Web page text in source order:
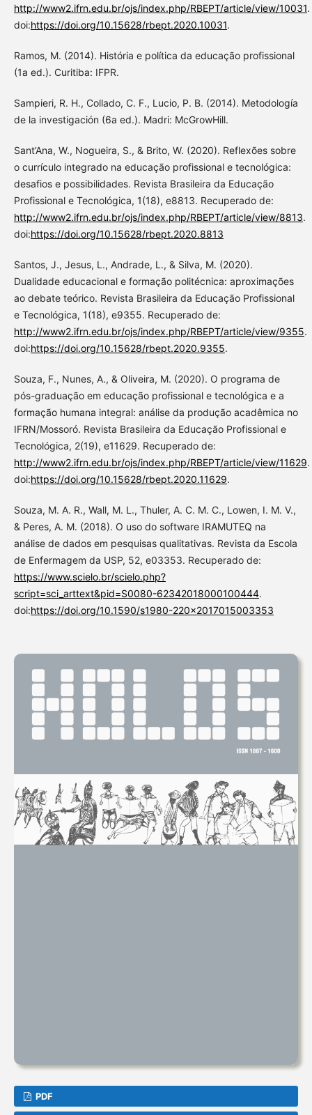
http://www2.ifrn.edu.br/ojs/index.php/RBEPT/article/view/10031.
doi:https://doi.org/10.15628/rbept.2020.10031.
Ramos, M. (2014). História e política da educação profissional
(1a ed.). Curitiba: IFPR.
Sampieri, R. H., Collado, C. F., Lucio, P. B. (2014). Metodología
de la investigación (6a ed.). Madri: McGrowHill.
Sant’Ana, W., Nogueira, S., & Brito, W. (2020). Reflexões sobre
o currículo integrado na educação profissional e tecnológica:
desafios e possibilidades. Revista Brasileira da Educação
Profissional e Tecnológica, 1(18), e8813. Recuperado de:
http://www2.ifrn.edu.br/ojs/index.php/RBEPT/article/view/8813.
doi:https://doi.org/10.15628/rbept.2020.8813
Santos, J., Jesus, L., Andrade, L., & Silva, M. (2020).
Dualidade educacional e formação politécnica: aproximações
ao debate teórico. Revista Brasileira da Educação Profissional
e Tecnológica, 1(18), e9355. Recuperado de:
http://www2.ifrn.edu.br/ojs/index.php/RBEPT/article/view/9355.
doi:https://doi.org/10.15628/rbept.2020.9355.
Souza, F., Nunes, A., & Oliveira, M. (2020). O programa de
pós-graduação em educação profissional e tecnológica e a
formação humana integral: análise da produção acadêmica no
IFRN/Mossoró. Revista Brasileira da Educação Profissional e
Tecnológica, 2(19), e11629. Recuperado de:
http://www2.ifrn.edu.br/ojs/index.php/RBEPT/article/view/11629.
doi:https://doi.org/10.15628/rbept.2020.11629.
Souza, M. A. R., Wall, M. L., Thuler, A. C. M. C., Lowen, I. M. V.,
& Peres, A. M. (2018). O uso do software IRAMUTEQ na
análise de dados em pesquisas qualitativas. Revista da Escola
de Enfermagem da USP, 52, e03353. Recuperado de:
https://www.scielo.br/scielo.php?
script=sci_arttext&pid=S0080-62342018000100444.
doi:https://doi.org/10.1590/s1980-220x2017015003353
PDF